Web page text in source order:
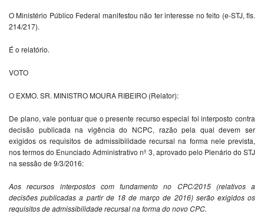
O Ministério Público Federal manifestou não ter interesse no feito (e-STJ, fls.
214/217).
É o relatório.
VOTO
O EXMO. SR. MINISTRO MOURA RIBEIRO (Relator):
De plano, vale pontuar que o presente recurso especial foi interposto contra
decisão publicada na vigência do NCPC, razão pela qual devem ser
exigidos os requisitos de admissibilidade recursal na forma nele prevista,
nos termos do Enunciado Administrativo nº 3, aprovado pelo Plenário do STJ
na sessão de 9/3/2016:
Aos recursos interpostos com fundamento no CPC/2015 (relativos a
decisões publicadas a partir de 18 de março de 2016) serão exigidos os
requisitos de admissibilidade recursal na forma do novo CPC.